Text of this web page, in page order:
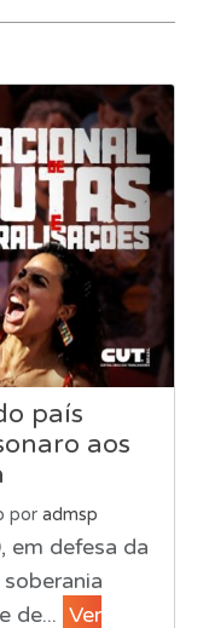
país
aos
por admsp
em defesa da
de... Ver